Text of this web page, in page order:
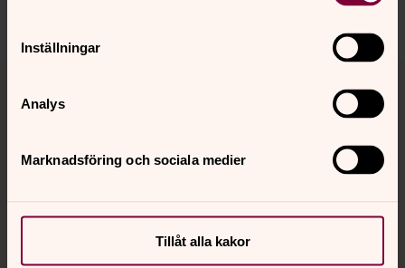
Inställningar
Analys
Marknadsföring och sociala medier
Tillåt alla kakor
Kontakt